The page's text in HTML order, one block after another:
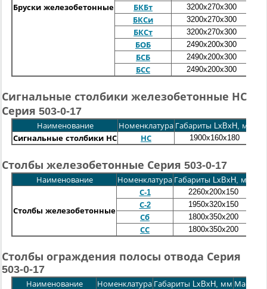
Бруски железобетонные
БКБт
3200x270x300
БКСи
3200x270x300
БКСт
3200x270x300
БОБ
2490x200x300
БСБ
2490x200x300
БСС
2490x200x300
Сигнальные столбики железобетонные НС
Серия 503-0-17
Наименование Номенклатура Габариты LxBxH, мм
Сигнальные столбики НС
НС 1900x160x180
Столбы железобетонные Серия 503-0-17
Наименование Номенклатура Габариты LxBxH, мм
Столбы железобетонные
С-1 2260x200x150
С-2
1950x320x150
Сб
1800x350x200
СС
1800x350x200
Столбы ограждения полосы отвода Серия
503-0-17
Наименование Номенклатура Габариты LxBxH, мм Масса,